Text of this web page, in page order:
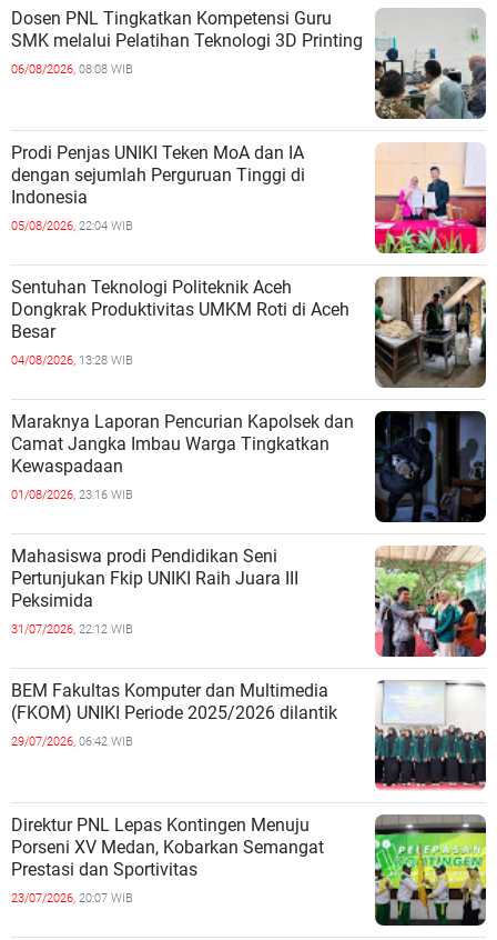
Dosen PNL Tingkatkan Kompetensi Guru
SMK melalui Pelatihan Teknologi 3D Printing
06/08/2026, 08:08 WIB
Prodi Penjas UNIKI Teken MoA dan IA
dengan sejumlah Perguruan Tinggi di
Indonesia
05/08/2026, 22:04 WIB
Sentuhan Teknologi Politeknik Aceh
Dongkrak Produktivitas UMKM Roti di Aceh
Besar
04/08/2026, 13:28 WIB
Maraknya Laporan Pencurian Kapolsek dan
Camat Jangka Imbau Warga Tingkatkan
Kewaspadaan
01/08/2026, 23:16 WIB
Mahasiswa prodi Pendidikan Seni
Pertunjukan Fkip UNIKI Raih Juara III
Peksimida
31/07/2026, 22:12 WIB
BEM Fakultas Komputer dan Multimedia
(FKOM) UNIKI Periode 2025/2026 dilantik
29/07/2026, 06:42 WIB
Direktur PNL Lepas Kontingen Menuju
Porseni XV Medan, Kobarkan Semangat
Prestasi dan Sportivitas
23/07/2026, 20:07 WIB